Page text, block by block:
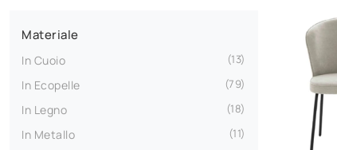
Materiale
In Cuoio 13
In Ecopelle 79
In Legno 18
In Metallo 11